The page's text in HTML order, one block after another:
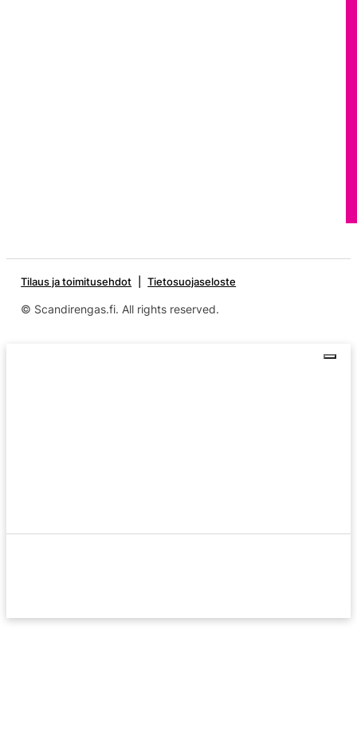
Tilaus ja toimitusehdot Tietosuojaseloste
© Scandirengas.fi. All rights reserved.